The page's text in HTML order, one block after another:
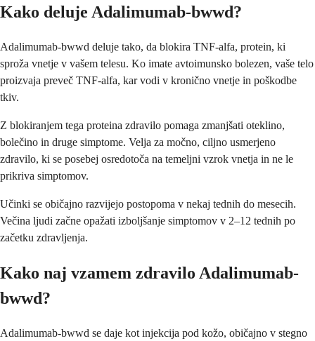
Kako deluje Adalimumab-bwwd?
Adalimumab-bwwd deluje tako, da blokira TNF-alfa, protein, ki
sproža vnetje v vašem telesu. Ko imate avtoimunsko bolezen, vaše telo
proizvaja preveč TNF-alfa, kar vodi v kronično vnetje in poškodbe
tkiv.
Z blokiranjem tega proteina zdravilo pomaga zmanjšati oteklino,
bolečino in druge simptome. Velja za močno, ciljno usmerjeno
zdravilo, ki se posebej osredotoča na temeljni vzrok vnetja in ne le
prikriva simptomov.
Učinki se običajno razvijejo postopoma v nekaj tednih do mesecih.
Večina ljudi začne opažati izboljšanje simptomov v 2–12 tednih po
začetku zdravljenja.
Kako naj vzamem zdravilo Adalimumab-
bwwd?
Adalimumab-bwwd se daje kot injekcija pod kožo, običajno v stegno